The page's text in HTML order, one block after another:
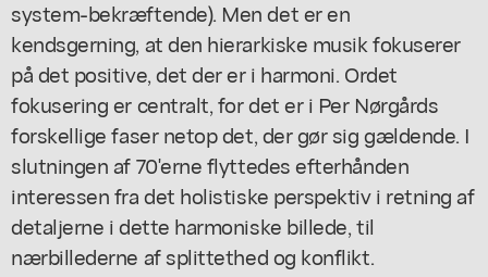
system-bekræftende). Men det er en
kendsgerning, at den hierarkiske musik fokuserer
på det positive, det der er i harmoni. Ordet
fokusering er centralt, for det er i Per Nørgårds
forskellige faser netop det, der gør sig gældende. I
slutningen af 70'erne flyttedes efterhånden
interessen fra det holistiske perspektiv i retning af
detaljerne i dette harmoniske billede, til
nærbillederne af splittethed og konflikt.